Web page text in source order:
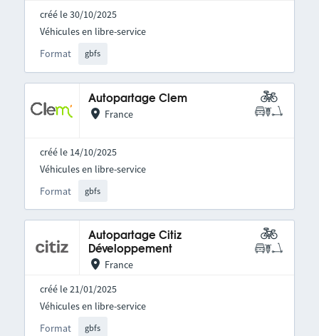
créé le 30/10/2025
Format gbfs
Véhicules en libre-service
Autopartage Clem
France
créé le 14/10/2025
Format gbfs
Véhicules en libre-service
Autopartage Citiz
Développement
France
créé le 21/01/2025
Format gbfs
Véhicules en libre-service